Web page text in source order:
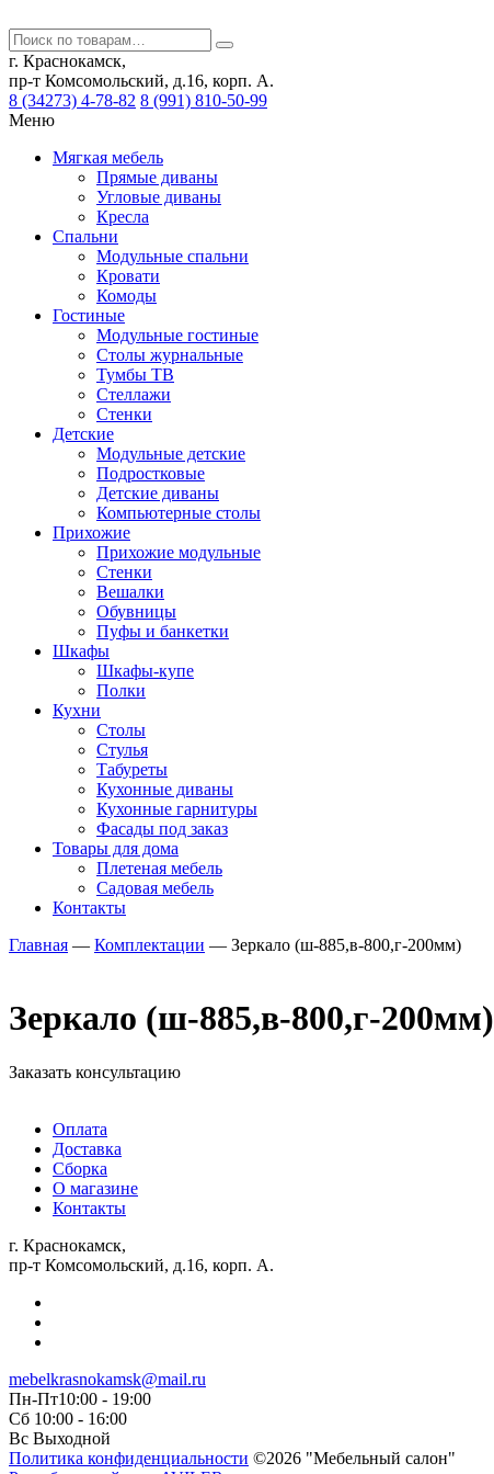
г. Краснокамск,
пр-т Комсомольский, д.16, корп. А.
8 (34273) 4-78-82 8 (991) 810-50-99
Меню
Мягкая мебель
Прямые диваны
Угловые диваны
Кресла
Спальни
Модульные спальни
Кровати
Комоды
Гостиные
Модульные гостиные
Столы журнальные
Тумбы ТВ
Стеллажи
Стенки
Детские
Модульные детские
Подростковые
Детские диваны
Компьютерные столы
Прихожие
Прихожие модульные
Стенки
Вешалки
Обувницы
Пуфы и банкетки
Шкафы
Шкафы-купе
Полки
Кухни
Столы
Стулья
Табуреты
Кухонные диваны
Кухонные гарнитуры
Фасады под заказ
Товары для дома
Плетеная мебель
Садовая мебель
Контакты
Главная — Комплектации — Зеркало (ш-885,в-800,г-200мм)
Зеркало (ш-885,в-800,г-200мм)
Заказать консультацию
Оплата
Доставка
Сборка
О магазине
Контакты
г. Краснокамск,
пр-т Комсомольский, д.16, корп. А.
mebelkrasnokamsk@mail.ru
Пн-Пт10:00 - 19:00
Сб 10:00 - 16:00
Вс Выходной
Политика конфиденциальности ©2026 "Мебельный салон"